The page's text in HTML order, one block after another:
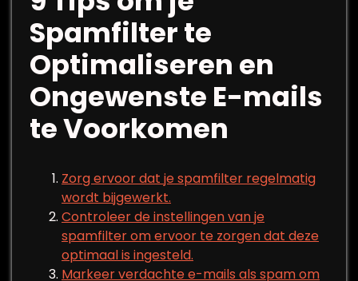
Spamfilter te
Optimaliseren en
Ongewenste E-mails
te Voorkomen
Zorg ervoor dat je spamfilter regelmatig
wordt bijgewerkt.
Controleer de instellingen van je
spamfilter om ervoor te zorgen dat deze
optimaal is ingesteld.
Markeer verdachte e-mails als spam om